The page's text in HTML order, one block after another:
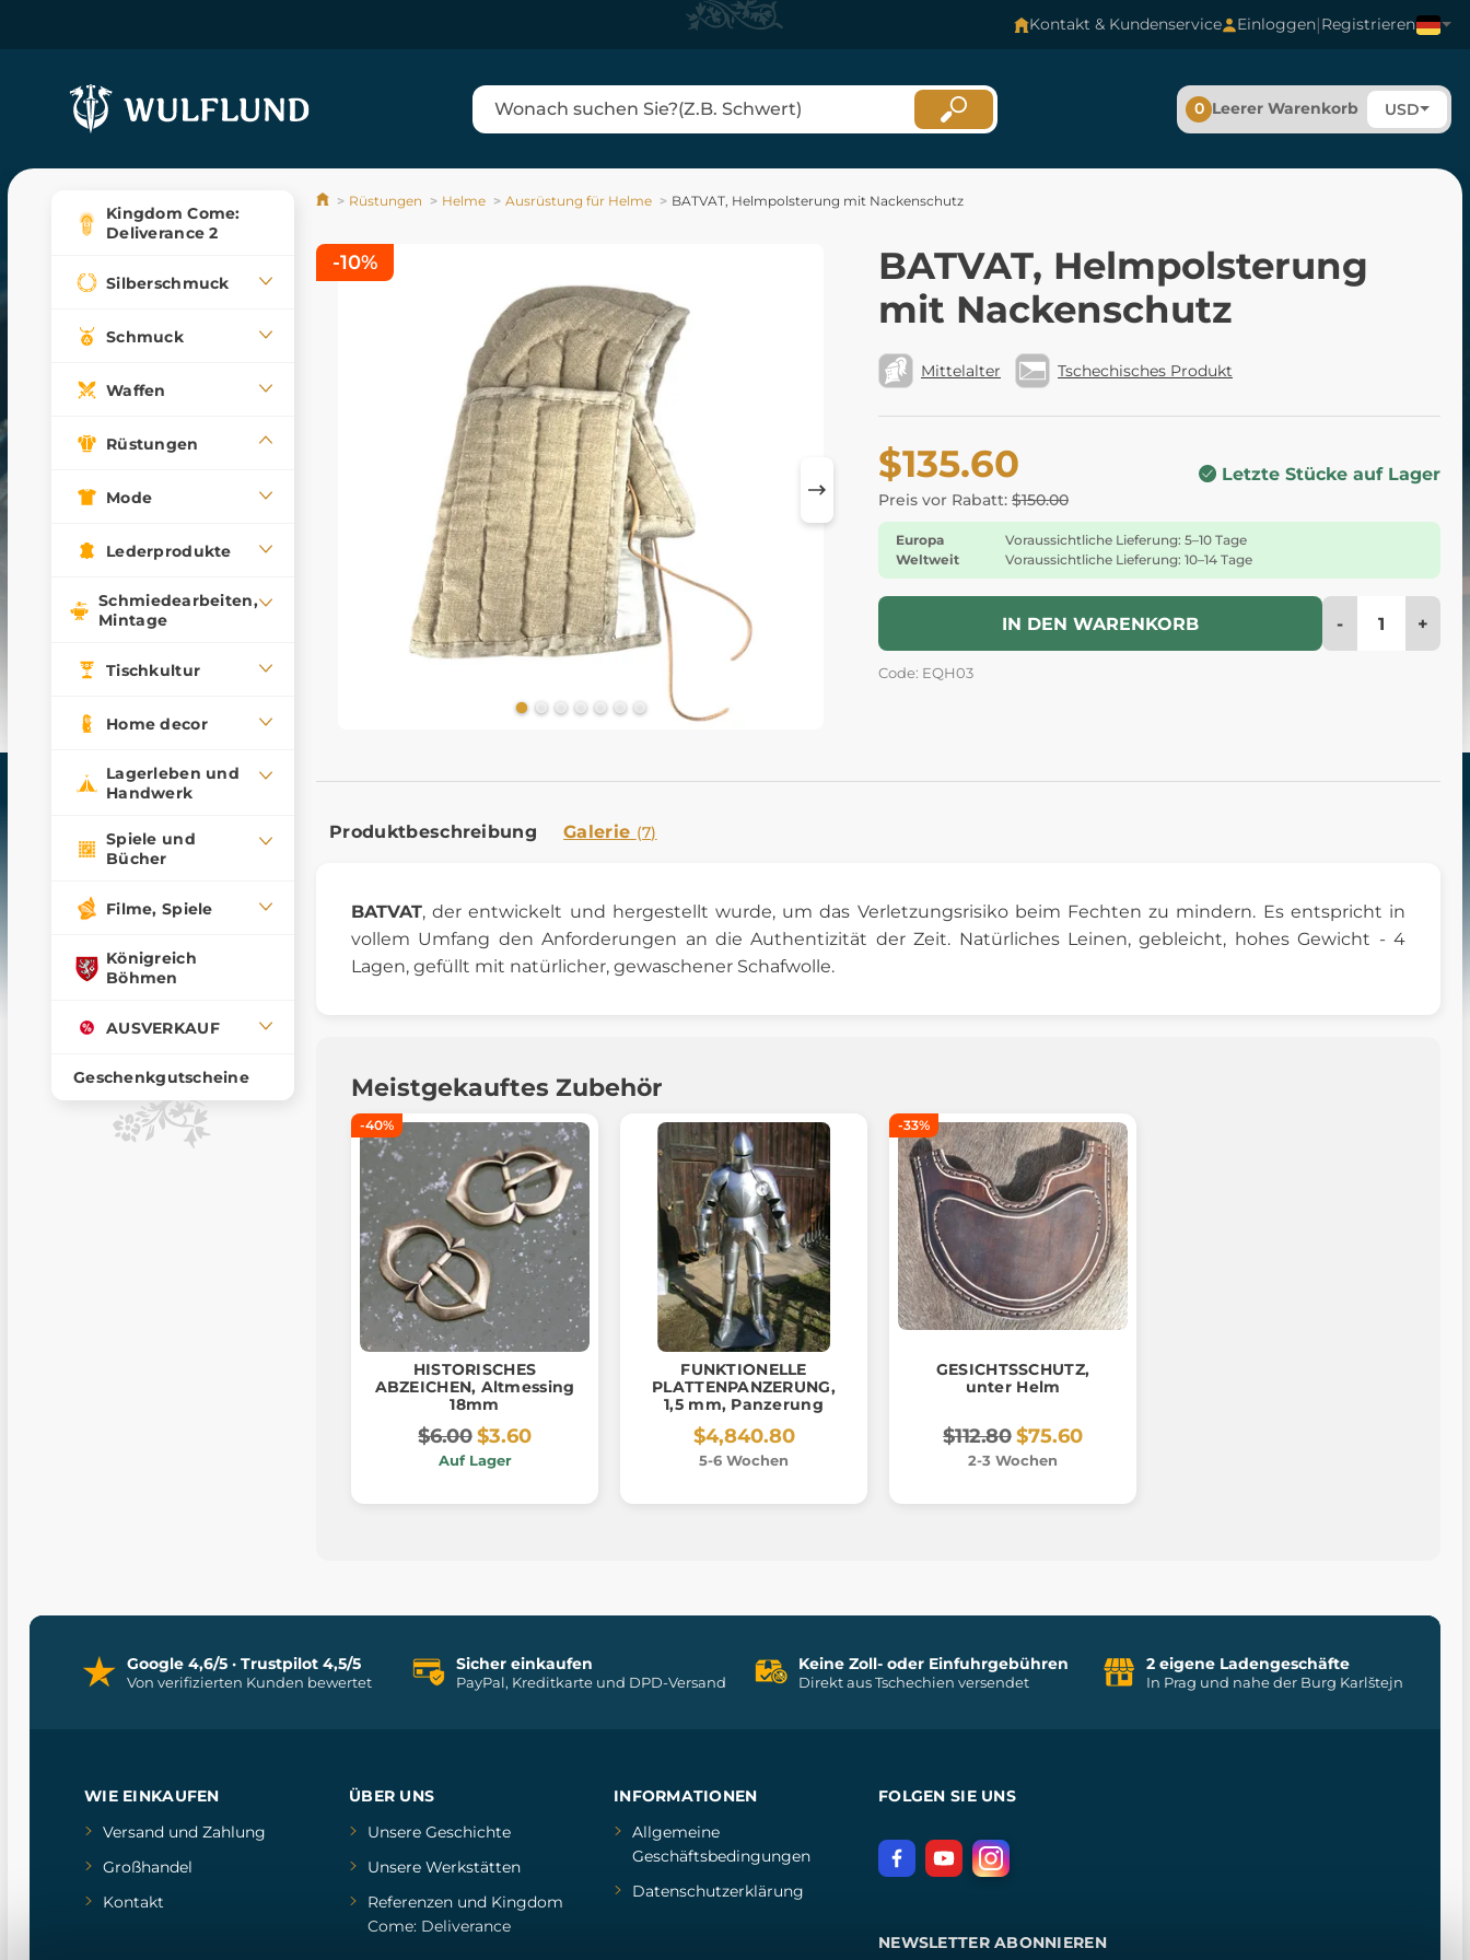
Kontakt & Kundenservice Einloggen|Registrieren
0 Leerer Warenkorb USD
Kingdom Come:
Deliverance 2
Silberschmuck
Schmuck
Waffen
Rüstungen
Mode
Lederprodukte
Schmiedearbeiten,
Mintage
Tischkultur
Home decor
Lagerleben und
Handwerk
Spiele und
Bücher
Filme, Spiele
Königreich
Böhmen
AUSVERKAUF
Geschenkgutscheine
Rüstungen Helme Ausrüstung für Helme BATVAT, Helmpolsterung mit Nackenschutz
BATVAT, Helmpolsterung
mit Nackenschutz
Mittelalter Tschechisches Produkt
$135.60
Preis vor Rabatt: $150.00
Letzte Stücke auf Lager
Europa
Voraussichtliche Lieferung: 5–10 Tage
Weltweit
Voraussichtliche Lieferung: 10–14 Tage
IN DEN WARENKORB - +
Code: EQH03
-10%
Produktbeschreibung Galerie (7)
BATVAT, der entwickelt und hergestellt wurde, um das Verletzungsrisiko beim Fechten zu mindern. Es entspricht in
vollem Umfang den Anforderungen an die Authentizität der Zeit. Natürliches Leinen, gebleicht, hohes Gewicht - 4
Lagen, gefüllt mit natürlicher, gewaschener Schafwolle.
Meistgekauftes Zubehör
-40%
HISTORISCHES
ABZEICHEN, Altmessing
18mm
$6.00 $3.60
Auf Lager
FUNKTIONELLE
PLATTENPANZERUNG,
1,5 mm, Panzerung
$4,840.80
5-6 Wochen
-33%
GESICHTSSCHUTZ,
unter Helm
$112.80$75.60
2-3 Wochen
Google 4,6/5 · Trustpilot 4,5/5
Von verifizierten Kunden bewertet
Sicher einkaufen
PayPal, Kreditkarte und DPD-Versand
Keine Zoll- oder Einfuhrgebühren
Direkt aus Tschechien versendet
2 eigene Ladengeschäfte
In Prag und nahe der Burg Karlštejn
WIE EINKAUFEN
Versand und Zahlung
Großhandel
Kontakt
ÜBER UNS
Unsere Geschichte
Unsere Werkstätten
Referenzenund Kingdom
Come: Deliverance
INFORMATIONEN
Allgemeine
Geschäftsbedingungen
Datenschutzerklärung
FOLGEN SIE UNS
NEWSLETTER ABONNIEREN